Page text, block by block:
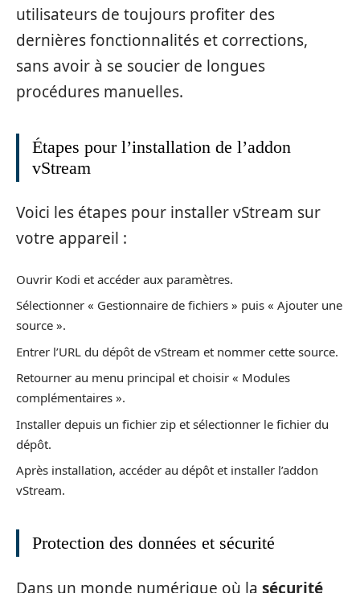
utilisateurs de toujours profiter des
dernières fonctionnalités et corrections,
sans avoir à se soucier de longues
procédures manuelles.
Étapes pour l’installation de l’addon
vStream
Voici les étapes pour installer vStream sur
votre appareil :
Ouvrir Kodi et accéder aux paramètres.
Sélectionner « Gestionnaire de fichiers » puis « Ajouter une
source ».
Entrer l’URL du dépôt de vStream et nommer cette source.
Retourner au menu principal et choisir « Modules
complémentaires ».
Installer depuis un fichier zip et sélectionner le fichier du
dépôt.
Après installation, accéder au dépôt et installer l’addon
vStream.
Protection des données et sécurité
Dans un monde numérique où la sécurité